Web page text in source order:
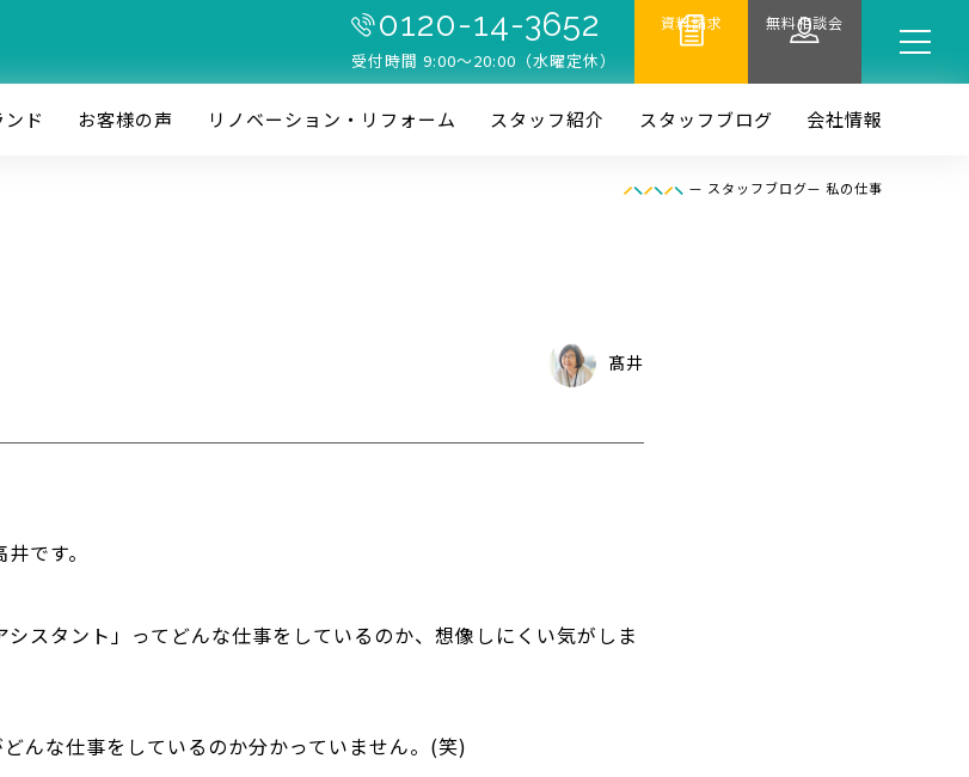
0120-14-3652
受付時間 9:00〜20:00（水曜定休）
資料請求 無料相談会
ンド お客様の声 リノベーション・リフォーム スタッフ紹介 スタッフブログ 会社情報
— スタッフブログ— 私の仕事
髙井
です。
スタント」ってどんな仕事をしているのか、想像しにくい気がしま
んな仕事をしているのか分かっていません。(笑)